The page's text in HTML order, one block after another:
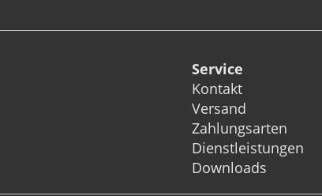
Service
Kontakt
Versand
Zahlungsarten
Dienstleistungen
Downloads